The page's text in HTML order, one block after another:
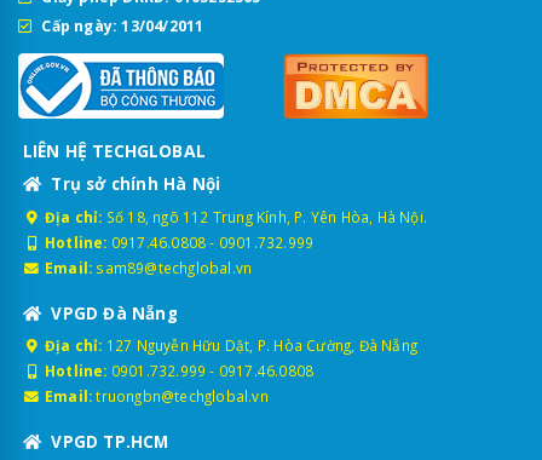
Cấp ngày: 13/04/2011
LIÊN HỆ TECHGLOBAL
Trụ sở chính Hà Nội
Địa chỉ: Số 18, ngõ 112 Trung Kính, P. Yên Hòa, Hà Nội.
Hotline: 0917.46.0808- 0901.732.999
Email: sam89@techglobal.vn
VPGD Đà Nẵng
Địa chỉ: 127 Nguyễn Hữu Dật, P. Hòa Cường, Đà Nẵng
Hotline: 0901.732.999 - 0917.46.0808
Email: truongbn@techglobal.vn
VPGD TP.HCM